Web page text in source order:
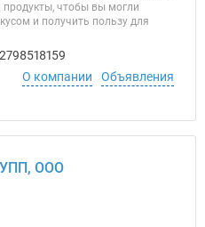
чтобы вы могли
и получить пользу для
О компании
Объявления
ООО